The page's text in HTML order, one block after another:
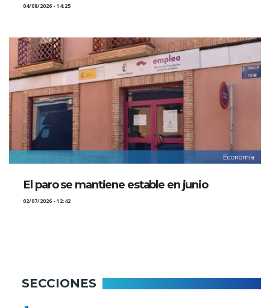
04/08/2026 - 14:25
Economía
El paro se mantiene estable en junio
02/07/2026 - 12:42
SECCIONES